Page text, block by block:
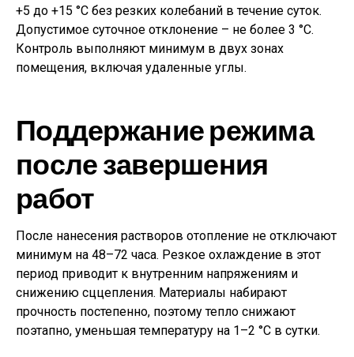
+5 до +15 °C без резких колебаний в течение суток.
Допустимое суточное отклонение – не более 3 °C.
Контроль выполняют минимум в двух зонах
помещения, включая удаленные углы.
Поддержание режима
после завершения
работ
После нанесения растворов отопление не отключают
минимум на 48–72 часа. Резкое охлаждение в этот
период приводит к внутренним напряжениям и
снижению сццепления. Материалы набирают
прочность постепенно, поэтому тепло снижают
поэтапно, уменьшая температуру на 1–2 °C в сутки.